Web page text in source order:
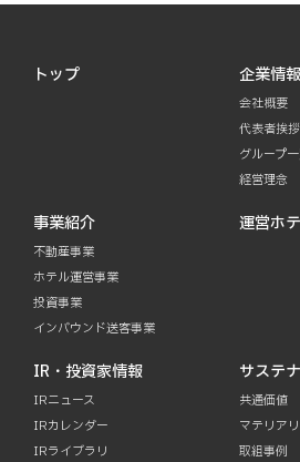
トップ 企業情報
会社概要
代表者挨拶
グループ
経営理念
事業紹介
不動産事業
ホテル運営事業
投資事業
インバウンド送客事業
運営ホ
IR・投資家情報
IRニュース
IRカレンダー
IRライブラリ
サステ
共通価値
マテリア
取組事例